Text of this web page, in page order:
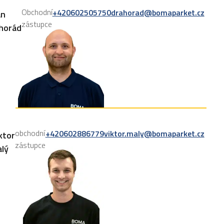
Obchodní
zástupce
+420602505750drahorad@bomaparket.cz
obchodní
zástupce
+420602886779viktor.maly@bomaparket.cz